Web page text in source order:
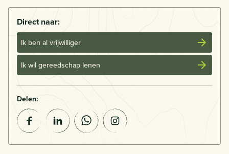
Direct naar:
Ik ben al vrijwilliger
Ik wil gereedschap lenen
Delen: